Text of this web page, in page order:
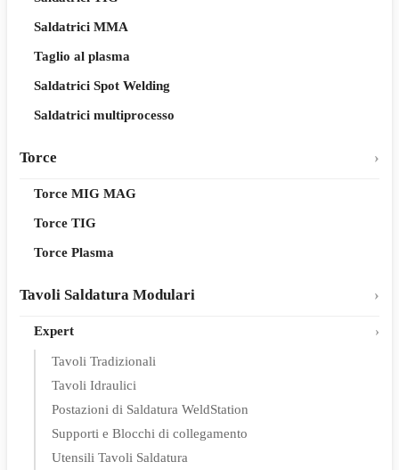
Saldatrici MMA
Taglio al plasma
Saldatrici Spot Welding
Saldatrici multiprocesso
Torce
Torce MIG MAG
Torce TIG
Torce Plasma
Tavoli Saldatura Modulari
Expert
Tavoli Tradizionali
Tavoli Idraulici
Postazioni di Saldatura WeldStation
Supporti e Blocchi di collegamento
Utensili Tavoli Saldatura